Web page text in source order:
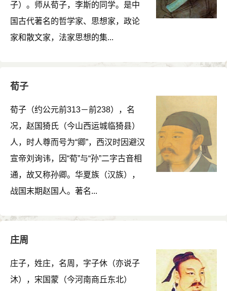
子）。师从荀子，李斯的同学。是中
国古代著名的哲学家、思想家，政论
家和散文家，法家思想的集...
荀子
荀子（约公元前313－前238），名
况，赵国猗氏（今山西运城临猗县）
人，时人尊而号为“卿”，西汉时因避汉
宣帝刘询讳，因“荀”与“孙”二字古音相
通，故又称孙卿。华夏族（汉族），
战国末期赵国人。著名...
庄周
庄子，姓庄，名周，字子休（亦说子
沐），宋国蒙（今河南商丘东北）